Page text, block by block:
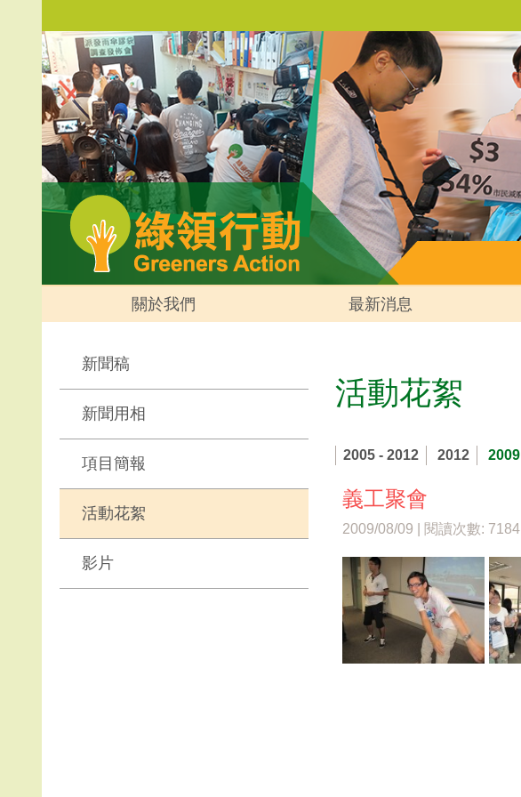
關於我們 最新消息
新聞稿
新聞用相
項目簡報
活動花絮
影片
活動花絮
2005 - 2012 2012 2009
義工聚會
2009/08/09 | 閱讀次數: 7184